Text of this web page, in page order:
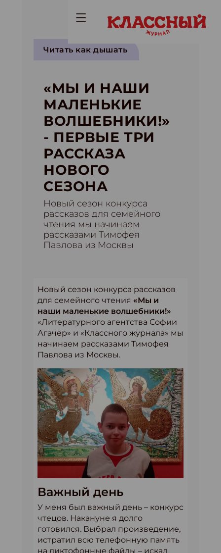
Читать как дышать
«МЫ И НАШИ
МАЛЕНЬКИЕ
ВОЛШЕБНИКИ!»
- ПЕРВЫЕ ТРИ
РАССКАЗА
НОВОГО
СЕЗОНА
Новый сезон конкурса
рассказов для семейного
чтения мы начинаем
рассказами Тимофея
Павлова из Москвы
Новый сезон конкурса рассказов
для семейного чтения «Мы и
наши маленькие волшебники!»
«Литературного агентства Софии
Агачер» и «Классного журнала» мы
начинаем рассказами Тимофея
Павлова из Москвы.
Важный день
У меня был важный день – конкурс
чтецов. Накануне я долго
готовился. Выбрал произведение,
истратил всю телефонную память
на диктофонные файлы – искал